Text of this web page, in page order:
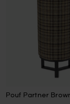
Pouf Partner